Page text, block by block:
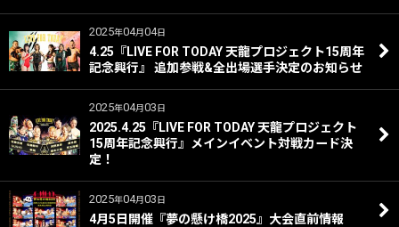
2025年04月04日
4.25『LIVE FOR TODAY 天龍プロジェクト15周年
記念興行』 追加参戦&全出場選手決定のお知らせ
2025年04月03 日
2025.4.25『LIVE FOR TODAY 天龍プロジェクト
15周年記念興行』メインイベント対戦カード決
定！
2025年04月03 日
4月5日開催『夢の懸け橋2025』大会直前情報